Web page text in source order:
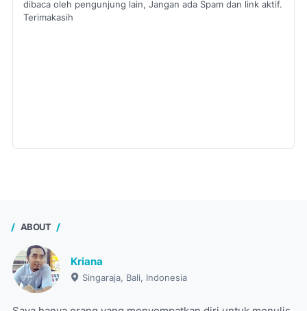
dibaca oleh pengunjung lain, Jangan ada Spam dan link aktif.
Terimakasih
ABOUT
Kriana
Singaraja, Bali, Indonesia